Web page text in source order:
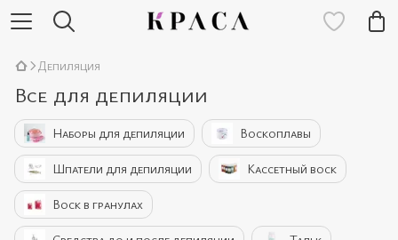
Депиляция
Все для депиляции
Наборы для депиляции Воскоплавы
Шпатели для депиляции Кассетный воск
Воск в гранулах